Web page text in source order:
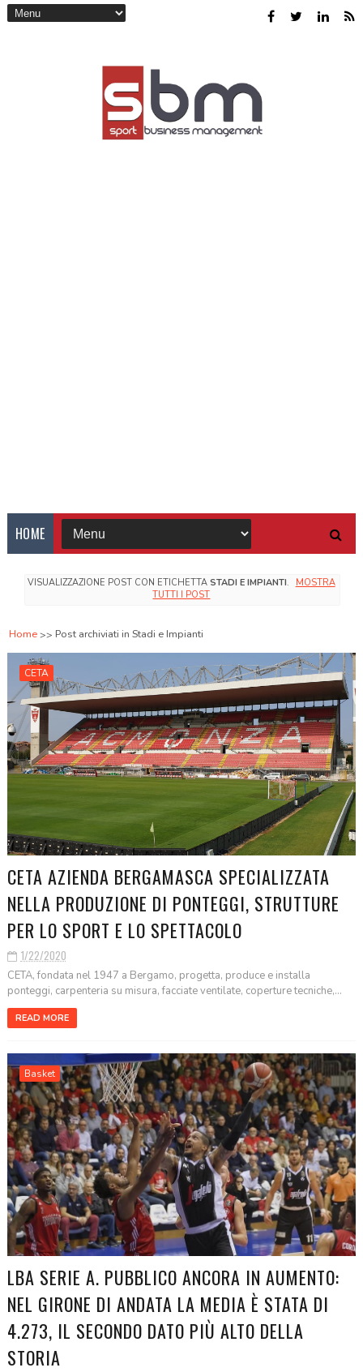
HOME
VISUALIZZAZIONE POST CON ETICHETTASTADI E IMPIANTI.
MOSTRA
TUTTI I POST
Home Post archiviati in Stadi e Impianti
CETA
CETA AZIENDA BERGAMASCA SPECIALIZZATA
NELLA PRODUZIONE DI PONTEGGI, STRUTTURE
PER LO SPORT E LO SPETTACOLO
1/22/2020
CETA, fondata nel 1947 a Bergamo, progetta, produce e installa
ponteggi, carpenteria su misura, facciate ventilate, coperture tecniche,...
READ MORE
Basket
LBA SERIE A. PUBBLICO ANCORA IN AUMENTO:
NEL GIRONE DI ANDATA LA MEDIA È STATA DI
4.273, IL SECONDO DATO PIÙ ALTO DELLA
STORIA